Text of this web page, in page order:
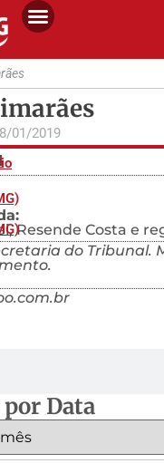
01/2019
Resende Costa e
do Tribunal.
Data